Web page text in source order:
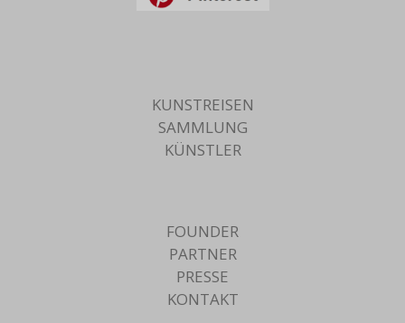
KUNSTREISEN
SAMMLUNG
KÜNSTLER
FOUNDER
PARTNER
PRESSE
KONTAKT